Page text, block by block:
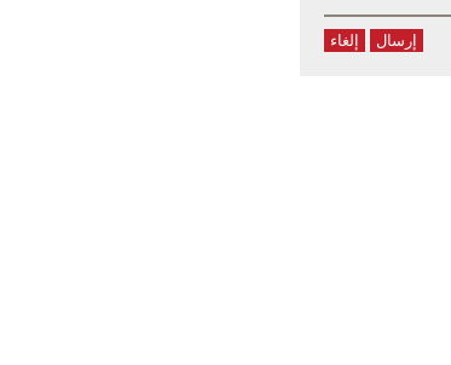
إرسال إلغاء